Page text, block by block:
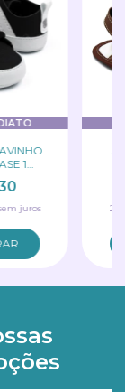
1
juros 2